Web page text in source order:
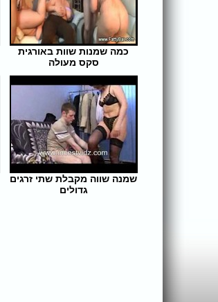
כמה שמנות שוות באורגית
סקס מעולה
שמנה שווה מקבלת שתי זרגים
גדולים